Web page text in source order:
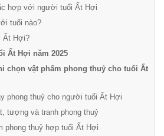
hợp với người tuổi Ất Hợi
tuổi nào?
Ất Hợi?
Ất Hợi năm 2025
chọn vật phẩm phong thuỷ cho tuổi Ất
phong thuỷ cho người tuổi Ất Hợi
tượng và tranh phong thuỷ
phong thuỷ hợp tuổi Ất Hợi